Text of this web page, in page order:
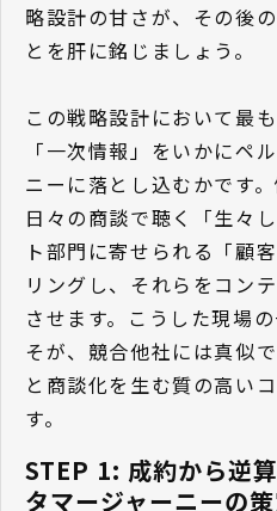
略設計の甘さが、その後
とを肝に銘じましょう。
この戦略設計において最
「一次情報」をいかにペ
ニーに落とし込むかです
日々の商談で聴く「生々
ト部門に寄せられる「顧
リングし、それらをコン
させます。こうした現場
そが、競合他社には真似
と商談化を生む質の高い
す。
STEP 1: 成約から逆
タマージャーニーの